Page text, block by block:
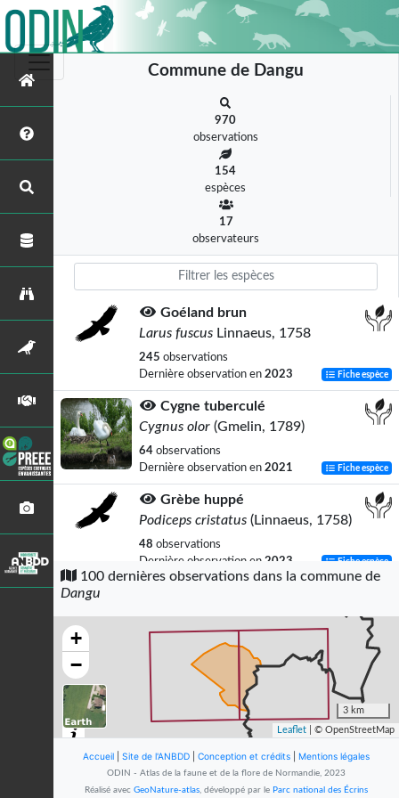
Commune de Dangu
970
observations
154
espèces
17
observateurs
Goéland brun
Larus fuscus Linnaeus, 1758
245 observations
Dernière observation en 2023 Fiche espèce
Cygne tuberculé
Cygnus olor (Gmelin, 1789)
64 observations
Dernière observation en 2021 Fiche espèce
Grèbe huppé
Podiceps cristatus (Linnaeus, 1758)
48 observations
Dernière observation en 2023 Fiche espèce
Fulica atraLinnaeus, 1758
37
Dernière observation en
2023 Fiche espèce
Fuligule milouin
Aythya ferina
(Linnaeus, 1758)
Fuligule morillon
100 dernières observations dans la commune de
Dangu
+
−
3 km
Leaflet | © OpenStreetMap
Accueil Site de l'ANBDD Conception et crédits Mentions légales
ODIN - Atlas de la faune et de la flore de Normandie, 2023
Réalisé avec GeoNature-atlas, développé par le Parc national des Écrins